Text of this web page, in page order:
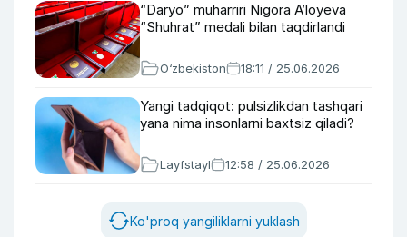
“Daryo” muharriri Nigora A’loyeva
“Shuhrat” medali bilan taqdirlandi
O‘zbekiston 18:11 / 25.06.2026
Yangi tadqiqot: pulsizlikdan tashqari
yana nima insonlarni baxtsiz qiladi?
Layfstayl 12:58 / 25.06.2026
Ko'proq yangiliklarni yuklash